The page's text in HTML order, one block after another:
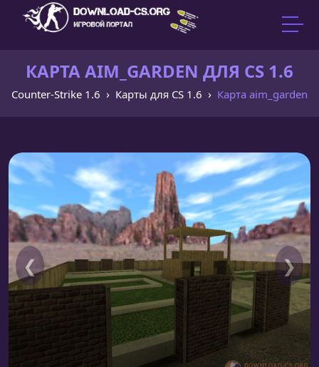
КАРТА AIM_GARDEN ДЛЯ CS 1.6
Counter-Strike 1.6 Карты для CS 1.6 Карта aim_garden
❮ ❯